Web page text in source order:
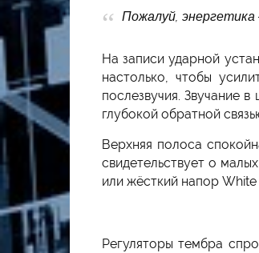
Пожалуй,
На записи ударной
настолько, чтобы
послезвучия. Звучание
глубокой обратной
Верхняя полоса
свидетельствует о
или жёсткий напор
Регуляторы тембра